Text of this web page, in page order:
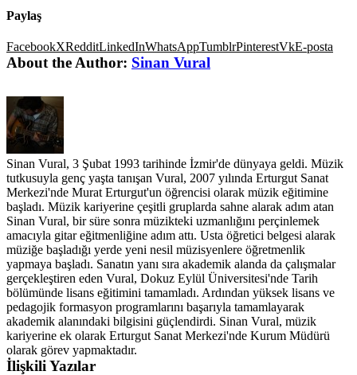
Paylaş
FacebookXRedditLinkedInWhatsAppTumblrPinterestVkE-posta
About the Author: Sinan Vural
Sinan Vural, 3 Şubat 1993 tarihinde İzmir'de dünyaya geldi. Müzik
tutkusuyla genç yaşta tanışan Vural, 2007 yılında Erturgut Sanat
Merkezi'nde Murat Erturgut'un öğrencisi olarak müzik eğitimine
başladı. Müzik kariyerine çeşitli gruplarda sahne alarak adım atan
Sinan Vural, bir süre sonra müzikteki uzmanlığını perçinlemek
amacıyla gitar eğitmenliğine adım attı. Usta öğretici belgesi alarak
müziğe başladığı yerde yeni nesil müzisyenlere öğretmenlik
yapmaya başladı. Sanatın yanı sıra akademik alanda da çalışmalar
gerçekleştiren eden Vural, Dokuz Eylül Üniversitesi'nde Tarih
bölümünde lisans eğitimini tamamladı. Ardından yüksek lisans ve
pedagojik formasyon programlarını başarıyla tamamlayarak
akademik alanındaki bilgisini güçlendirdi. Sinan Vural, müzik
kariyerine ek olarak Erturgut Sanat Merkezi'nde Kurum Müdürü
olarak görev yapmaktadır.
İlişkili Yazılar